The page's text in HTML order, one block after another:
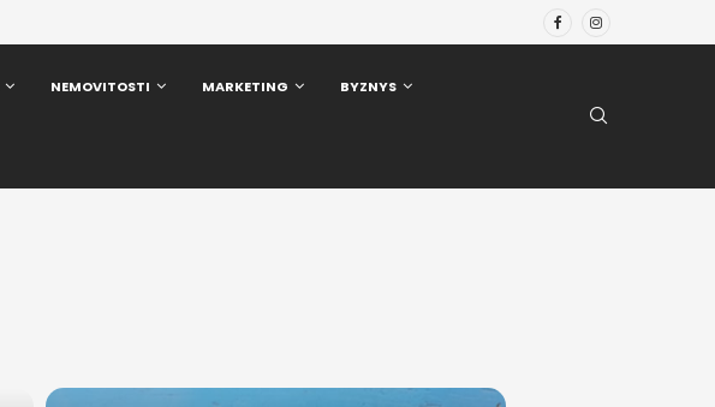
NEMOVITOSTI MARKETING BYZNYS